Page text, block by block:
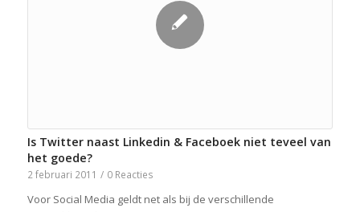
Is Twitter naast Linkedin & Faceboek niet teveel van
het goede?
2 februari 2011 / 0 Reacties
Voor Social Media geldt net als bij de verschillende